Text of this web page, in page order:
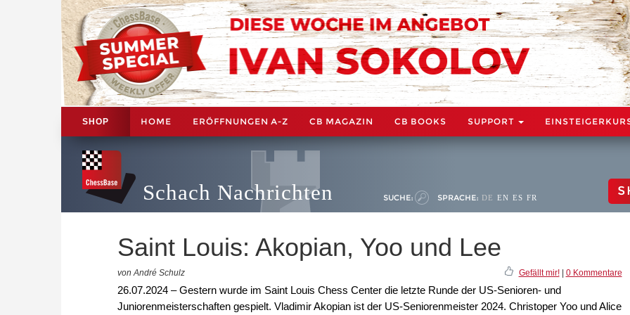
SHOP HOME ERÖFFNUNGEN A-Z CB MAGAZIN CB BOOKS SUPPORT
Schach Nachrichten SUCHE: SPRACHE: DE EN ES FR
Saint Louis: Akopian, Yoo und Lee
von André Schulz Gefällt mir!| 0 Kommentare
26.07.2024 – Gestern wurde im Saint Louis Chess Center die letzte Runde der US-Senioren- und
Juniorenmeisterschaften gespielt. Vladimir Akopian ist der US-Seniorenmeister 2024. Christoper Yoo und Alice